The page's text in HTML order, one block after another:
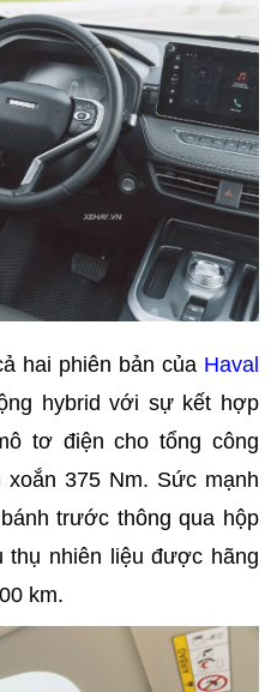
hai phiên bản của Haval
hybrid với sự kết hợp
tơ điện cho tổng công
375 Nm. Sức mạnh
trước thông qua hộp
thụ nhiên liệu được hãng
km.